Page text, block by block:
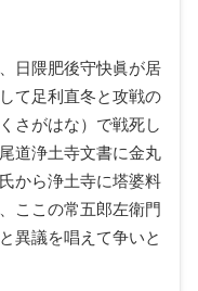
日隈肥後守快眞が居
て足利直冬と攻戦の
さがはな）で戦死し
道浄土寺文書に金丸
から浄土寺に塔婆料
ここの常五郎左衛門
異議を唱えて争いと